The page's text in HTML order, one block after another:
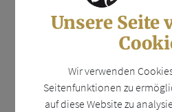
Treffpunkt: Gasthof am
4441 Behamberg
Auf Google Maps anzeigen
Unsere Seite
Wir verwenden
Seitenfunktionen zu
auf diese Website zu